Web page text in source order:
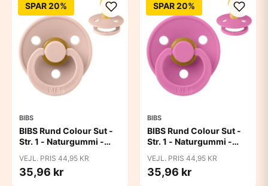
SPAR 20%
BIBS
BIBS Rund Colour Sut -
Str. 1 - Naturgummi -
VEJL. PRIS 44,95 KR
35,96 kr
SPAR 20%
BIBS
BIBS Rund Colour Sut -
Str. 1 - Naturgummi -
VEJL. PRIS 44,95 KR
35,96 kr